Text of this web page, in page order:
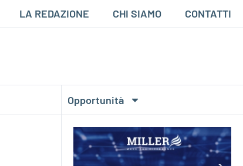
LA REDAZIONE CHI SIAMO CONTATTI
Opportunità